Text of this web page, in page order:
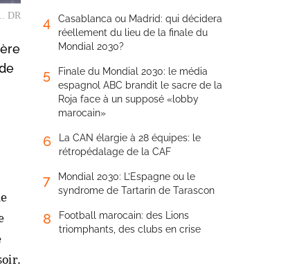
DR 4
Casablanca ou Madrid: qui décidera
réellement du lieu de la finale du
Mondial 2030?
5
Finale du Mondial 2030: le média
espagnol ABC brandit le sacre de la
Roja face à un supposé «lobby
marocain»
6
La CAN élargie à 28 équipes: le
rétropédalage de la CAF
7
Mondial 2030: L’Espagne ou le
syndrome de Tartarin de Tarascon
8
Football marocain: des Lions
triomphants, des clubs en crise